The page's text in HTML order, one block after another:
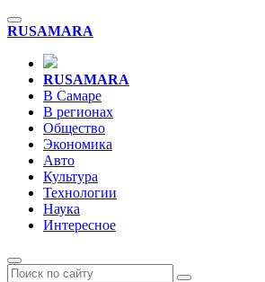
RUSAMARA
RUSAMARA
В Самаре
В регионах
Общество
Экономика
Авто
Культура
Технологии
Наука
Интересное